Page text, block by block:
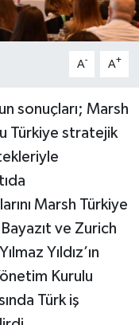
A- A+
sonuçları; Marsh
Türkiye stratejik
Marsh Türkiye
ve Zurich
Yıldız’ın
Kurulu
Türk iş